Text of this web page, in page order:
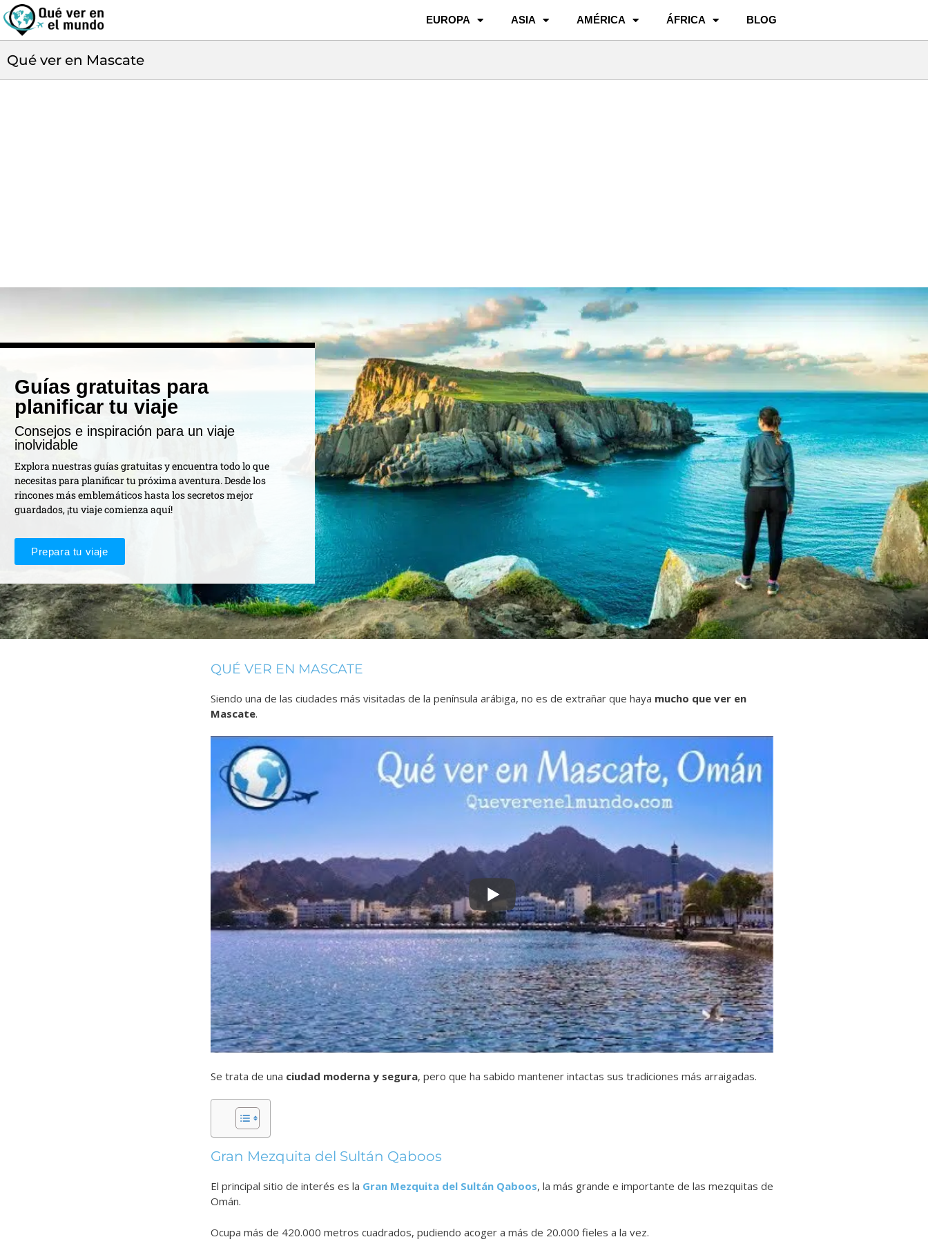
EUROPA ASIA AMÉRICA ÁFRICA BLOG
Qué ver en Mascate
Guías gratuitas para
planificar tu viaje
Consejos e inspiración para un viaje
inolvidable
Explora nuestras guías gratuitas y encuentra todo lo que
necesitas para planificar tu próxima aventura. Desde los
rincones más emblemáticos hasta los secretos mejor
guardados, ¡tu viaje comienza aquí!
Prepara tu viaje
QUÉ VER EN MASCATE
Siendo una de las ciudades más visitadas de la península arábiga, no es de extrañar que haya mucho que ver en
Mascate.
Se trata de una ciudad moderna y segura, pero que ha sabido mantener intactas sus tradiciones más arraigadas.
Gran Mezquita del Sultán Qaboos
El principal sitio de interés es la Gran Mezquita del Sultán Qaboos, la más grande e importante de las mezquitas de
Omán.
Ocupa más de 420.000 metros cuadrados, pudiendo acoger a más de 20.000 fieles a la vez.